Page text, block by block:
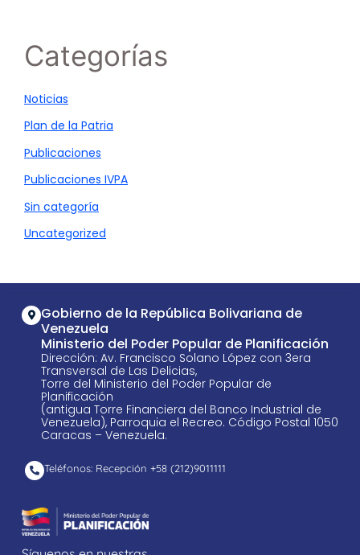
Categorías
Noticias
Plan de la Patria
Publicaciones
Publicaciones IVPA
Sin categoría
Uncategorized
Gobierno de la República Bolivariana de
Venezuela
Ministerio del Poder Popular de Planificación
Dirección: Av. Francisco Solano López con 3era
Transversal de Las Delicias,
Torre del Ministerio del Poder Popular de
Planificación
(antigua Torre Financiera del Banco Industrial de
Venezuela), Parroquia el Recreo. Código Postal 1050
Caracas – Venezuela.
Teléfonos: Recepción +58 ​(212)9011111